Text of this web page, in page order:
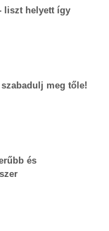
liszt helyett így
meg tőle!
és